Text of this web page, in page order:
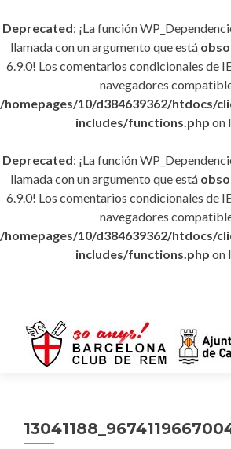
Deprecated: ¡La función
llamada con un argumento que está
6.9.0! Los comentarios condicionales de
navegadores
/homepages/10/d384639362/htdocs/
includes/functions.php on
Deprecated: ¡La función
llamada con un argumento que está
6.9.0! Los comentarios condicionales de
navegadores
/homepages/10/d384639362/htdocs/
includes/functions.php on